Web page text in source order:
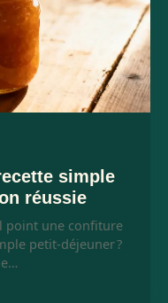
simple
réussie
point une confiture
petit-déjeuner ?